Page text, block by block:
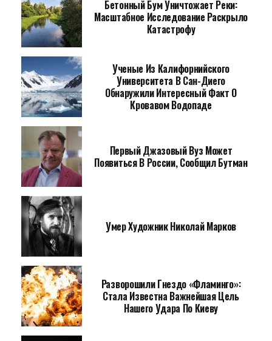
Бетонный Бум Уничтожает Реки:
Масштабное Исследование Раскрыло
Катастрофу
Ученые Из Калифорнийского
Университета В Сан-Диего
Обнаружили Интересный Факт О
Кровавом Водопаде
Первый Джазовый Вуз Может
Появиться В России, Сообщил Бутман
Умер Художник Николай Марков
Разворошили Гнездо «Фламинго»:
Стала Известна Важнейшая Цель
Нашего Удара По Киеву